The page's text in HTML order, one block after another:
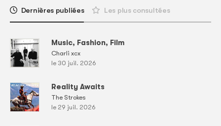
Dernières publiées Les plus consultées
Music, Fashion, Film
Charli xcx
le 30 juil. 2026
Reality Awaits
The Strokes
le 29 juil. 2026